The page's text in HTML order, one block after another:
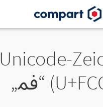
Previous char
Unicode-
„ﳁ“